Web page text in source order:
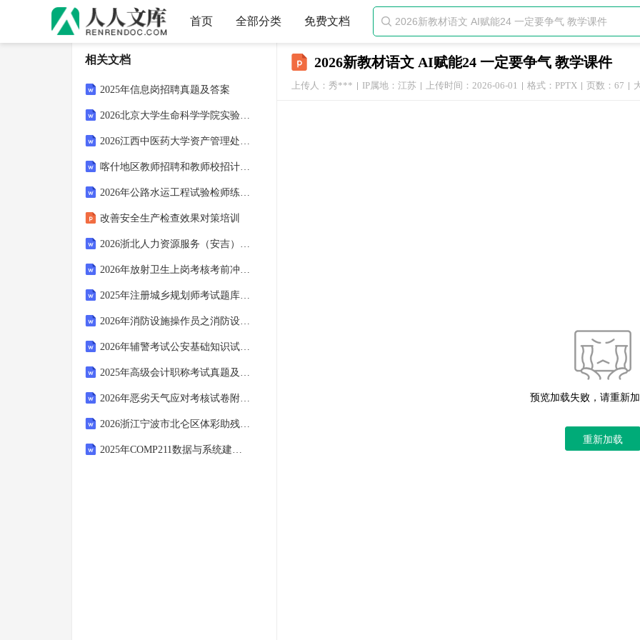
首页 全部分类 免费文档 
2026新教材语文 AI赋能24 一定要争气 教学课件
上传人：秀*** IP属地：江苏 上传时间：2026-06-01 格式：PPTX 页数：67
预览加载失败，请重新
重新加载
相关文档
2025年信息岗招聘真题及答案
2026北京大学生命科学学院实验动物中心招聘实验动物胚胎操作技术岗位人员2人考试参考题库及答案解析
2026江西中医药大学资产管理处科研助理招聘工作考试参考试题及答案解析
喀什地区教师招聘和教师校招计划咨询考试备考题库及答案解析
2026年公路水运工程试验检师练习题包及参考答案详解（培优B卷）
改善安全生产检查效果对策培训
2026浙北人力资源服务（安吉）有限公司招聘消监控人员1人考试参考试题及答案解析
2026年放射卫生上岗考核考前冲刺练习试题及参考答案详解【典型题】
2025年注册城乡规划师考试题库含答案
2026年消防设施操作员之消防设备初级技能押题宝典模考模拟试题附答案详解【典型题】
2026年辅警考试公安基础知识试题练习题及答案
2025年高级会计职称考试真题及答案解析
2026年恶劣天气应对考核试卷附答案
2026浙江宁波市北仑区体彩助残项目招聘销售店员残疾人专项岗位5人考试备考试题及答案解析
2025年COMP211数据与系统建模概率统计第5周教程答案